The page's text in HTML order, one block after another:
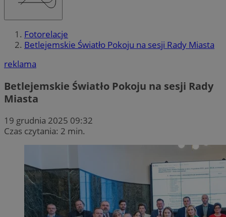
Fotorelacje
Betlejemskie Światło Pokoju na sesji Rady Miasta
reklama
Betlejemskie Światło Pokoju na sesji Rady
Miasta
19 grudnia 2025 09:32
Czas czytania: 2 min.